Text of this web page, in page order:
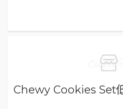
Chewy Cookies Set